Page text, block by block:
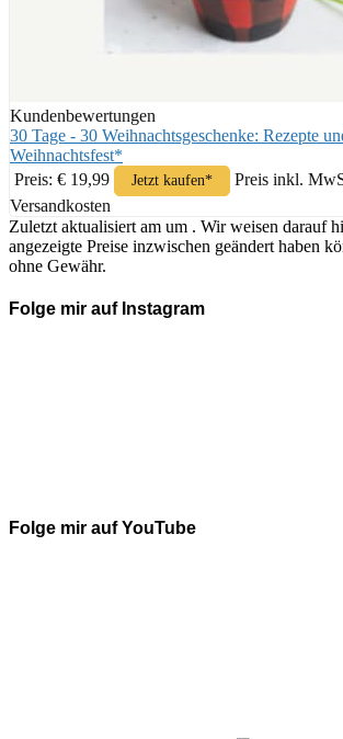
Kundenbewertungen
30 Tage - 30 Weihnachtsgeschenke: Rezepte
Weihnachtsfest*
Preis: € 19,99
Jetzt kaufen*
Preis inkl.
Versandkosten
Zuletzt aktualisiert am um . Wir weisen darauf
angezeigte Preise inzwischen geändert haben
ohne Gewähr.
Folge mir auf Instagram
Folge mir auf YouTube